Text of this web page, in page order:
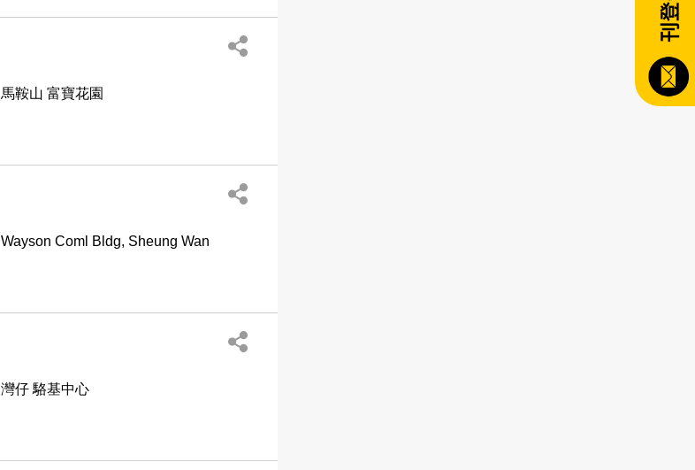
馬鞍山 富寶花園
Wayson Coml Bldg, Sheung Wan
灣仔 駱基中心